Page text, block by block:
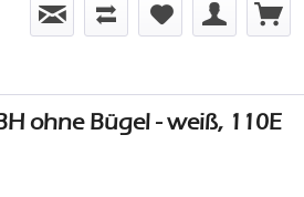
ohne Bügel - weiß, 110E